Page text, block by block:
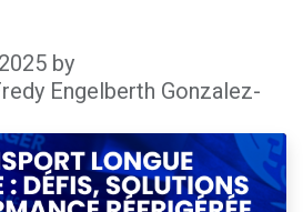
by
Engelberth Gonzalez-